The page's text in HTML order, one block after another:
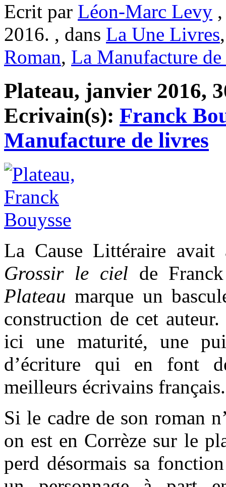
Ecrit par Léon-Marc Levy
2016. , dans La Une Livres
Roman, La Manufacture
Plateau, janvier 2016,
Ecrivain(s): Franck
Manufacture de livres
La Cause Littéraire
Grossir le ciel de
Plateau marque un
construction de cet
ici une maturité, une
d’écriture qui en font
meilleurs écrivains français.
Si le cadre de son roman
on est en Corrèze sur le
perd désormais sa